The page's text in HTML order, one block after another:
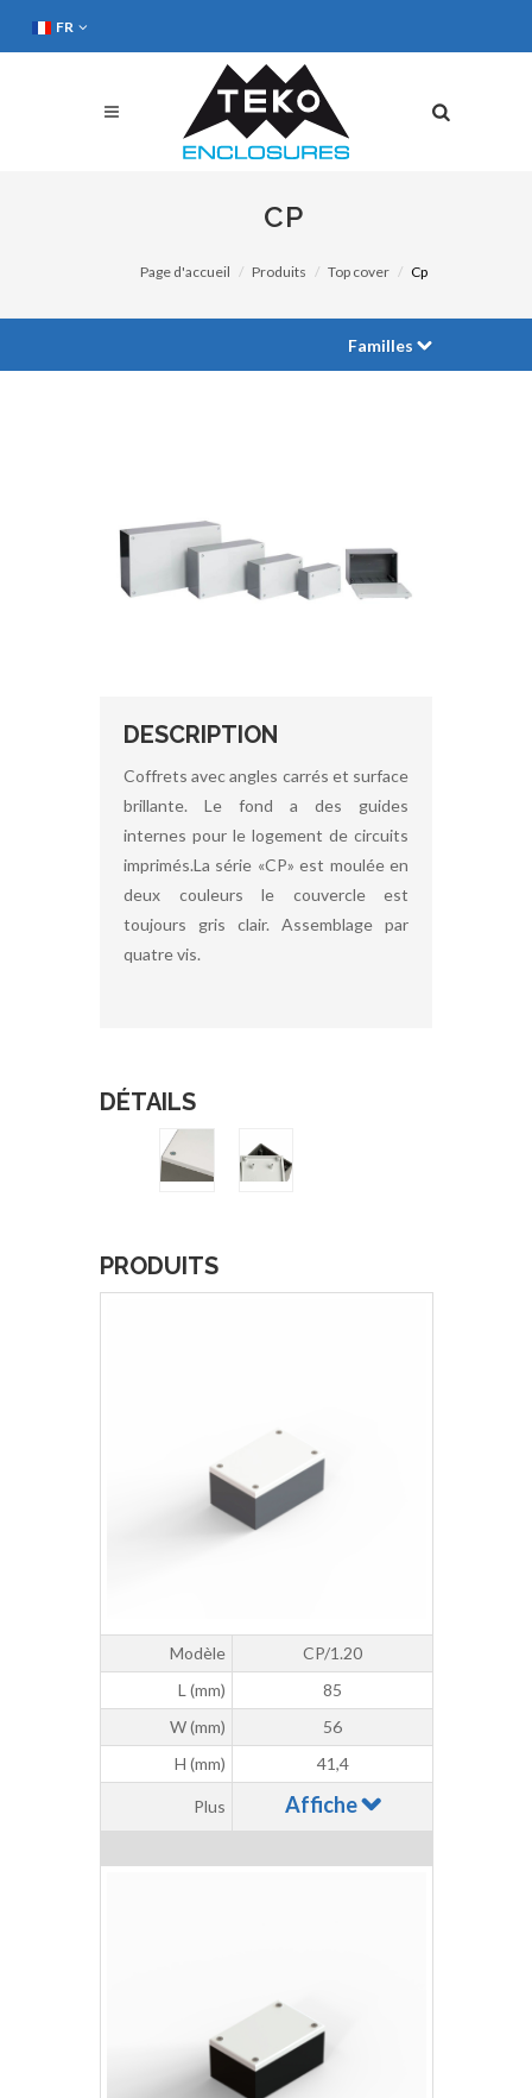
FR
CP
Page d'accueil Produits Top cover Cp
Familles
DESCRIPTION
Coffrets avec angles carrés et surface
brillante. Le fond a des guides
internes pour le logement de circuits
imprimés.La série «CP» est moulée en
deux couleurs le couvercle est
toujours gris clair. Assemblage par
quatre vis.
DÉTAILS
PRODUITS
Modèle
CP/1.20
L (mm)
85
W (mm)
56
H (mm)
41,4
Plus Affiche